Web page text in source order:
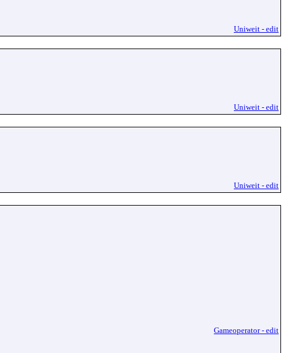
Uniweit - edit
Uniweit - edit
Uniweit - edit
Gameoperator - edit